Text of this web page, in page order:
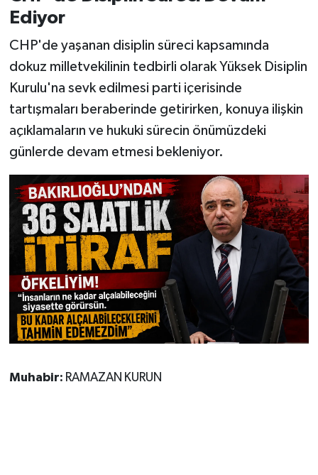
Ediyor
CHP'de yaşanan disiplin süreci kapsamında
dokuz milletvekilinin tedbirli olarak Yüksek Disiplin
Kurulu'na sevk edilmesi parti içerisinde
tartışmaları beraberinde getirirken, konuya ilişkin
açıklamaların ve hukuki sürecin önümüzdeki
günlerde devam etmesi bekleniyor.
Muhabir: RAMAZAN KURUN